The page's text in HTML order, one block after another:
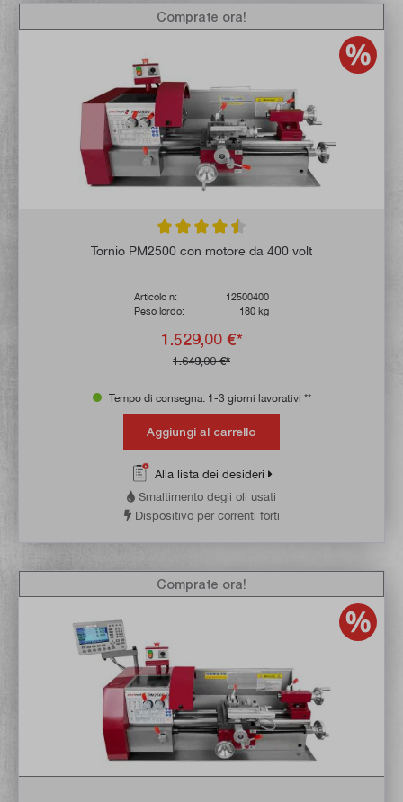
Valutazione media di 4.5 su 5 stelle
Tornio PM2500 con motore da 400 volt
Articolo n:
12500400
Peso lordo:
180 kg
1.529,00 €*
1.649,00 €*
Comprate ora!
Tempo di consegna: 1-3 giorni lavorativi **
Aggiungi al carrello
Alla lista dei desideri
Smaltimento degli oli usati
Dispositivo per correnti forti
Comprate ora!